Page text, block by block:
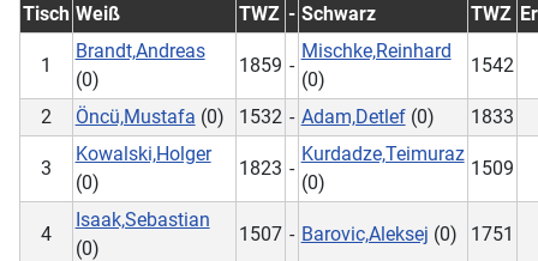
Tisch Weiß TWZ - Schwarz TWZ
1
Brandt,Andreas
(0)
1859 -
Mischke,Reinhard
(0)
1542
2 Öncü,Mustafa (0) 1532 - Adam,Detlef(0) 1833
3
Kowalski,Holger
(0)
1823 -
Kurdadze,Teimuraz
(0)
1509
4
Isaak,Sebastian
(0)
1507 - Barovic,Aleksej (0) 1751